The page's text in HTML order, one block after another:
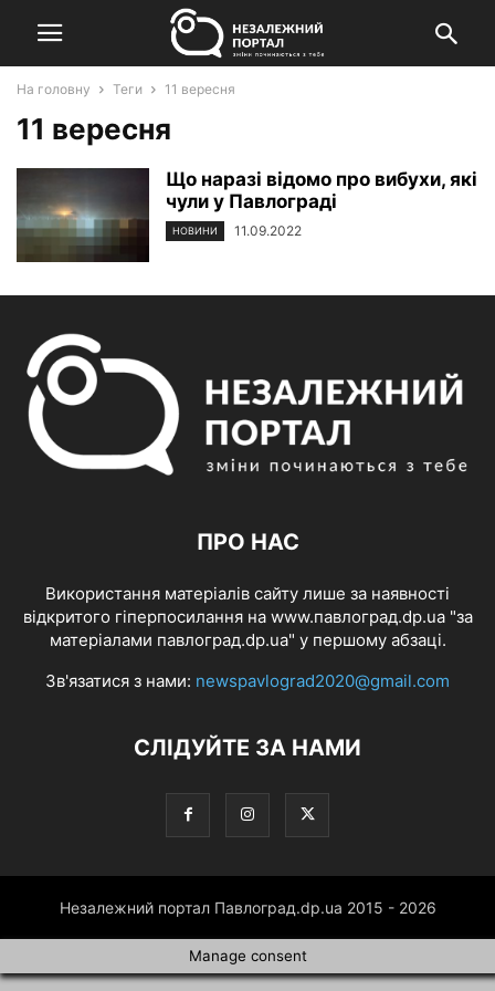
На головну Теги 11 вересня
11 вересня
Що наразі відомо про вибухи, які
чули у Павлограді
НОВИНИ 11.09.2022
ПРО НАС
Використання матеріалів сайту лише за наявності
відкритого гіперпосилання на www.павлоград.dp.ua "за
матеріалами павлоград.dp.ua" у першому абзаці.
Зв'язатися з нами: newspavlograd2020@gmail.com
СЛІДУЙТЕ ЗА НАМИ
Незалежний портал Павлоград.dp.ua 2015 - 2026
Manage consent